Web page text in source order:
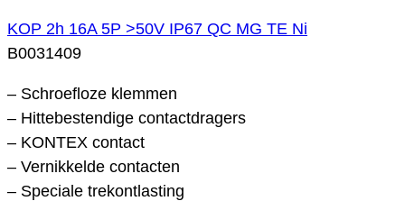
KOP 2h 16A 5P >50V IP67 QC MG TE Ni
B0031409
– Schroefloze klemmen
– Hittebestendige contactdragers
– KONTEX contact
– Vernikkelde contacten
– Speciale trekontlasting